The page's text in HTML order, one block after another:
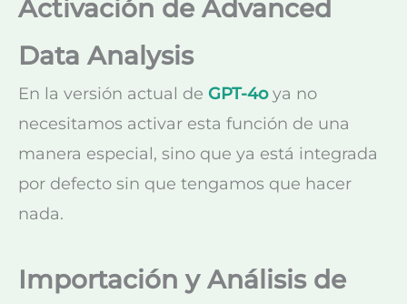
Activación de Advanced
Data Analysis
En la versión actual de GPT-4oya no
necesitamos activar esta función de una
manera especial, sino que ya está integrada
por defecto sin que tengamos que hacer
nada.
Importación y Análisis de